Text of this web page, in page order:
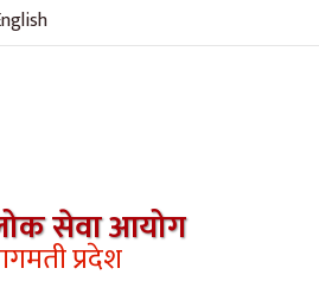
सेवा आयोग
प्रदेश